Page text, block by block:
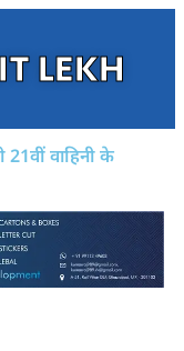
LEKH
वाहिनी के